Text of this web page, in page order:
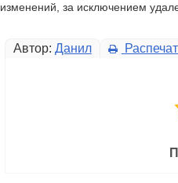
изменений, за исключением
Автор: Данил